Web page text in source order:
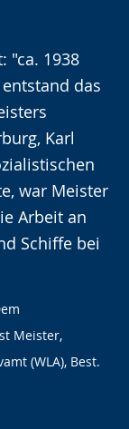
"ca. 1938
das
Karl
war Meister
Arbeit an
Schiffe bei
Meister,
(WLA), Best.